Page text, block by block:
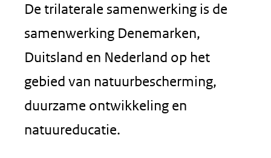
De trilaterale samenwerking is de
samenwerking Denemarken,
Duitsland en Nederland op het
gebied van natuurbescherming,
duurzame ontwikkeling en
natuureducatie.